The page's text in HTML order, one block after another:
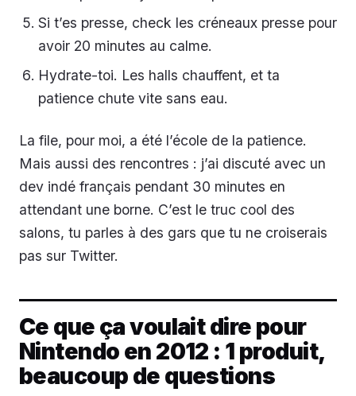
Si t’es presse, check les créneaux presse pour
avoir 20 minutes au calme.
Hydrate-toi. Les halls chauffent, et ta
patience chute vite sans eau.
La file, pour moi, a été l’école de la patience.
Mais aussi des rencontres : j’ai discuté avec un
dev indé français pendant 30 minutes en
attendant une borne. C’est le truc cool des
salons, tu parles à des gars que tu ne croiserais
pas sur Twitter.
Ce que ça voulait dire pour
Nintendo en 2012 : 1 produit,
beaucoup de questions